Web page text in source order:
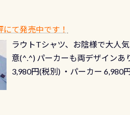
て発売中です！
ラウトTシャツ、お陰様で大人
意(^.^) パーカーも両デザイン
3,980円(税別) ・パーカー 6,980